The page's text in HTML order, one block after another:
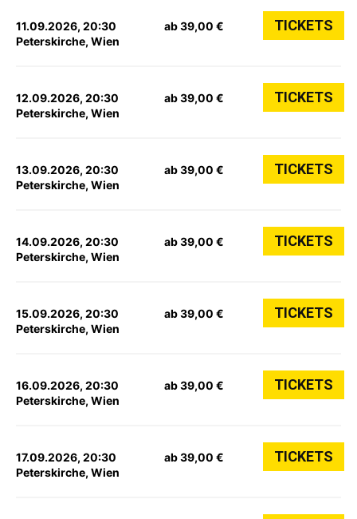
11.09.2026, 20:30
Peterskirche, Wien
ab 39,00 € TICKETS
12.09.2026, 20:30
Peterskirche, Wien
ab 39,00 € TICKETS
13.09.2026, 20:30
Peterskirche, Wien
ab 39,00 € TICKETS
14.09.2026, 20:30
Peterskirche, Wien
ab 39,00 € TICKETS
15.09.2026, 20:30
Peterskirche, Wien
ab 39,00 € TICKETS
16.09.2026, 20:30
Peterskirche, Wien
ab 39,00 € TICKETS
17.09.2026, 20:30
Peterskirche, Wien
ab 39,00 € TICKETS